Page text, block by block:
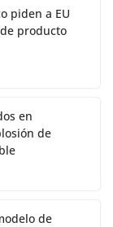
piden a EU
producto
en
de
de